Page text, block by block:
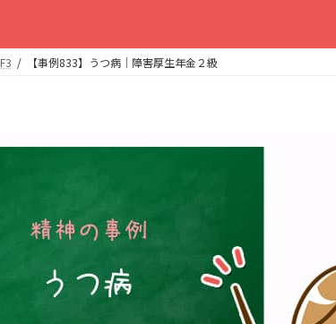
F3 【事例833】うつ病｜障害厚生年金２級